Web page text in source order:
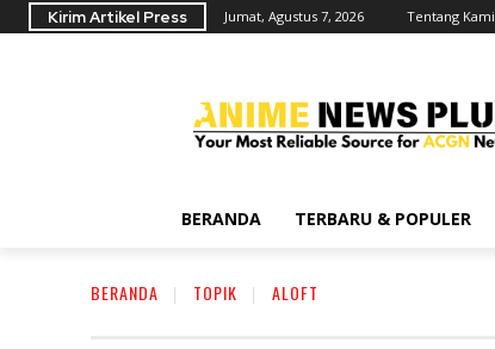
Kirim Artikel Press Jumat, Agustus 7, 2026 Tentang Kami
BERANDA TERBARU & POPULER
BERANDA TOPIK ALOFT